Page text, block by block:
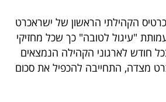
הקהילתי הראשון של ישראכרט
"עיגול לטובה" כך שכל מחזיקי
חודש לארגוני הקהילה הנמצאים
מצדה, התחייבה להכפיל את סכום